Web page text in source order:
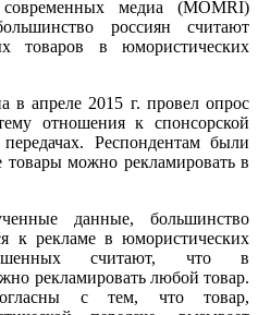
медиа (MOMRI)
россиян считают
товаров в юмористических
в апреле 2015 г. провел опрос
отношения к спонсорской
Респондентам были
можно рекламировать в
данные, большинство
к рекламе в юмористических
считают, что в
рекламировать любой товар.
с тем, что товар,